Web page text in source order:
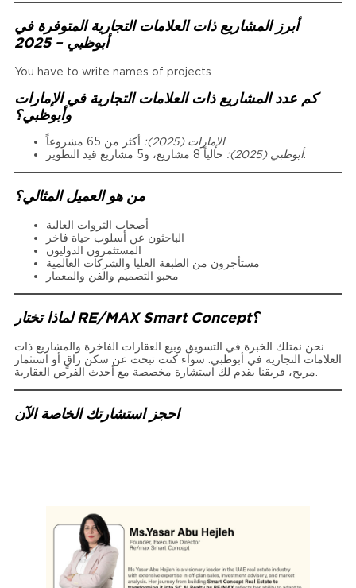
أبرز المشاريع ذات العلامات التجارية المتوفرة في
أبوظبي – 2025
You have to write names of projects
كم عدد المشاريع ذات العلامات التجارية في الإمارات
وأبوظبي؟
الإمارات (2025):أكثر من 65 مشروعاً.
أبوظبي (2025):حالياً 8 مشاريع، و5 مشاريع قيد التطوير.
من هو العميل المثالي؟
أصحاب الثروات العالية
الباحثون عن أسلوب حياة فاخر
المستثمرون الدوليون
مستأجرون من الطبقة العليا والشركات العالمية
محبو التصميم والفن والمعمار
لماذا تختار RE/MAX Smart Concept؟
نحن نمتلك الخبرة في التسويق وبيع العقارات الفاخرة والمشاريع ذات
العلامات التجارية في أبوظبي. سواء كنت تبحث عن سكن راقٍ أو استثمار
احجز استشارتك الخاصة الآن